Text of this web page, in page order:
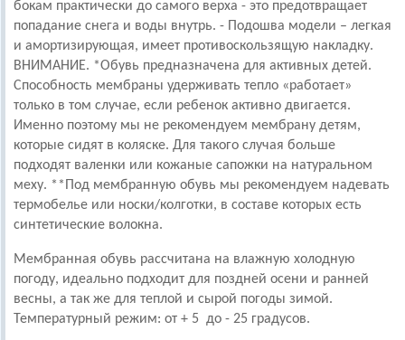
бокам практически до самого верха - это предотвращает
попадание снега и воды внутрь. - Подошва модели – легкая
и амортизирующая, имеет противоскользящую накладку.
ВНИМАНИЕ. *Обувь предназначена для активных детей.
Способность мембраны удерживать тепло «работает»
только в том случае, если ребенок активно двигается.
Именно поэтому мы не рекомендуем мембрану детям,
которые сидят в коляске. Для такого случая больше
подходят валенки или кожаные сапожки на натуральном
меху. **Под мембранную обувь мы рекомендуем надевать
термобелье или носки/колготки, в составе которых есть
синтетические волокна.
Мембранная обувь рассчитана на влажную холодную
погоду, идеально подходит для поздней осени и ранней
весны, а так же для теплой и сырой погоды зимой.
Температурный режим: от + 5 до - 25 градусов.